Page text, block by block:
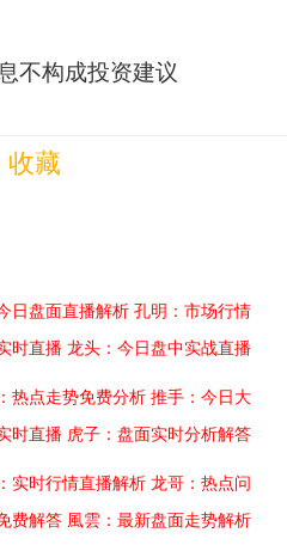
构成投资建议
收藏
日盘面直播解析 孔明：市场行情
时直播 龙头：今日盘中实战直播
热点走势免费分析 推手：今日大
时直播 虎子：盘面实时分析解答
实时行情直播解析 龙哥：热点问
费解答 風雲：最新盘面走势解析